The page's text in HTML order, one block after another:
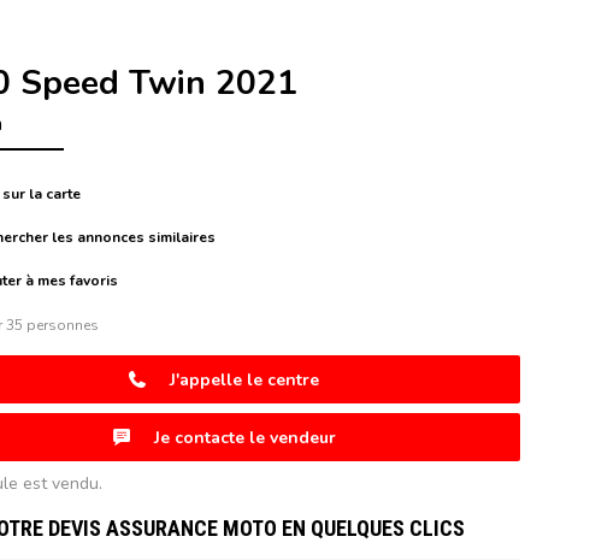
Speed Twin 2021
la carte
les annonces similaires
à mes favoris
35 personnes
J'appelle le centre
Je contacte le vendeur
est vendu.
DEVIS ASSURANCE MOTO EN QUELQUES CLICS